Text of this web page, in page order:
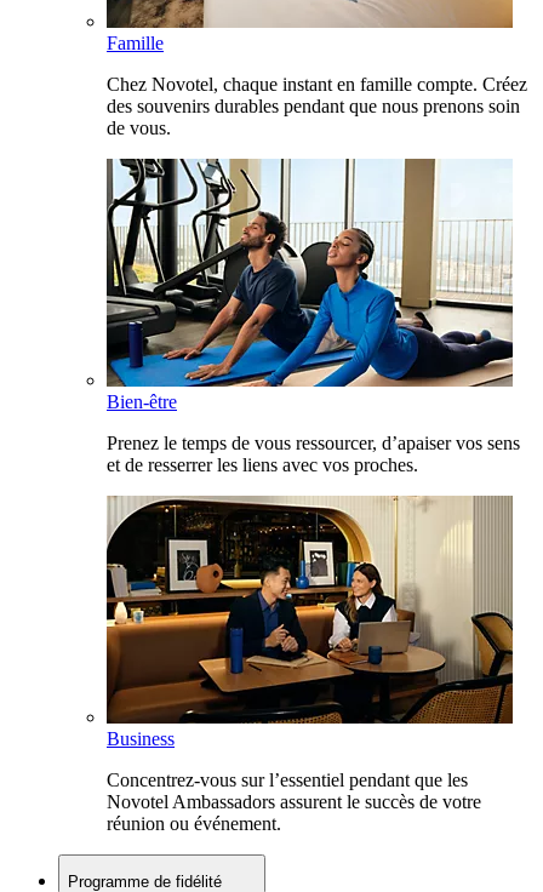
Famille
Chez Novotel, chaque instant en famille compte. Créez
des souvenirs durables pendant que nous prenons soin
de vous.
Bien-être
Prenez le temps de vous ressourcer, d’apaiser vos sens
et de resserrer les liens avec vos proches.
Business
Concentrez-vous sur l’essentiel pendant que les
Novotel Ambassadors assurent le succès de votre
réunion ou événement.
Programme de fidélité